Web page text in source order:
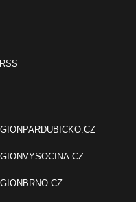
RSS